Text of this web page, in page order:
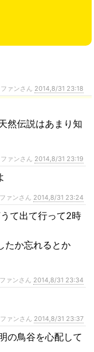
ァンさん 2014,8/31 23:18
然伝説はあまり知
ァンさん 2014,8/31 23:19
ァンさん 2014,8/31 23:24
て出て行って2時
たか忘れるとか
ァンさん 2014,8/31 23:34
ァンさん 2014,8/31 23:37
の鳥谷を心配して